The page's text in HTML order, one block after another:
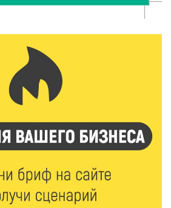
150
заповедных уголков России
118
в Тверской области: где и
события пройдут в выходные
203
стартовало в Твери:
и Палестины объединились